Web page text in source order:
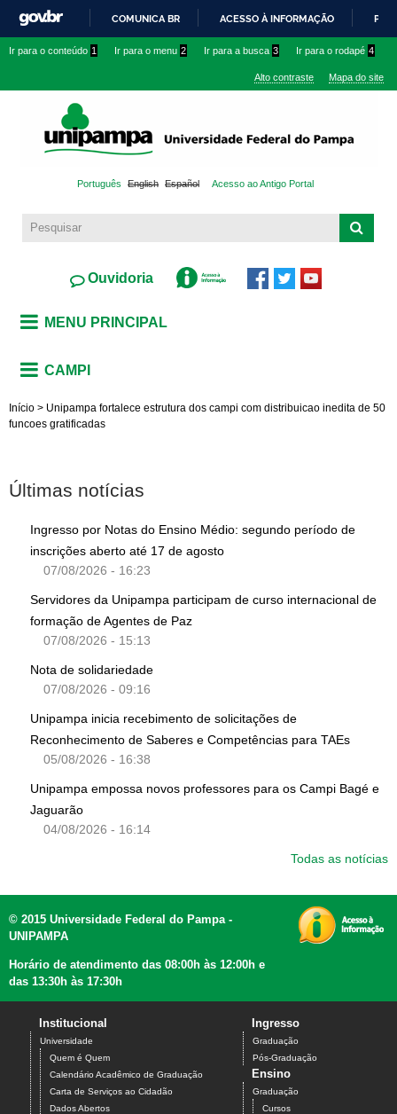
conteúdo
IR
O
COMUNICA BR ACESSO À INFORMAÇÃO
Ir para o conteúdo 1 Ir para o menu 2 Ir para a busca 3 Ir para o rodapé 4
Alto contraste Mapa do site
Português English Español Acesso ao Antigo Portal
Ouvidoria
MENU PRINCIPAL
CAMPI
Início > Unipampa fortalece estrutura dos campi com distribuicao inedita de 50
funcoes gratificadas
Últimas notícias
Ingresso por Notas do Ensino Médio: segundo período de
inscrições aberto até 17 de agosto
07/08/2026 - 16:23
Servidores da Unipampa participam de curso internacional de
formação de Agentes de Paz
07/08/2026 - 15:13
Nota de solidariedade
07/08/2026 - 09:16
Unipampa inicia recebimento de solicitações de
Reconhecimento de Saberes e Competências para TAEs
05/08/2026 - 16:38
Unipampa empossa novos professores para os Campi Bagé e
Jaguarão
04/08/2026 - 16:14
Todas as notícias
© 2015 Universidade Federal do Pampa -
UNIPAMPA
Horário de atendimento das 08:00h às 12:00h e
das 13:30h às 17:30h
Institucional
Universidade
Quem é Quem
Calendário Acadêmico de Graduação
Carta de Serviços ao Cidadão
Dados Abertos
Ingresso
Graduação
Pós-Graduação
Ensino
Graduação
Cursos